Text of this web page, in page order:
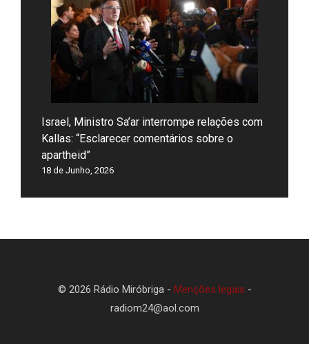
Israel, Ministro Sa’ar interrompe relações com
Kallas: “Esclarecer comentários sobre o
apartheid”
18 de Junho, 2026
© 2026 Rádio Miróbriga - Menções legais -
radiom24@aol.com